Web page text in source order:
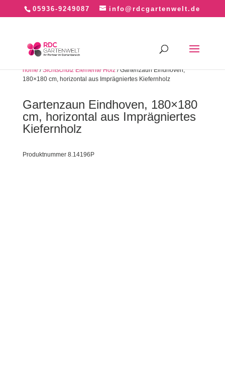
05936-9249087 info@rdcgartenwelt.de
home/Sichtschutz Elemente Holz/ Gartenzaun Eindhoven,
180×180 cm, horizontal aus Imprägniertes Kiefernholz
Gartenzaun Eindhoven, 180×180
cm, horizontal aus Imprägniertes
Kiefernholz
Produktnummer 8.14196P